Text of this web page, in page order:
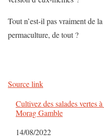
Tout n’est-il pas vraiment de
permaculture, de tout ?
Source link
Cultivez des salades vertes
Morag Gamble
Date
14/08/2022